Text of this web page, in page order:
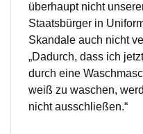
überhaupt nicht
Staatsbürger in
Skandale auch nicht
„Dadurch, dass ich
durch eine
weiß zu waschen,
nicht ausschließen.“